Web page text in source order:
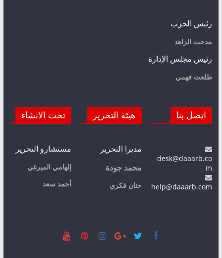
رئيس الحزب
مدحت الزاهد
رئيس مجلس الإدارة
طلعت فهمي
اتصل بنا
desk@daaarb.co
m
help@daaarb.com
هيئة التحرير
مديرا التحرير
محمد جودة
حنان فكري
تحت الانشاء
مستشارو التحرير
إلهامي الميرغي
أحمد سعد